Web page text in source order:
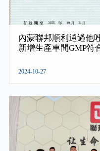
內蒙聯邦順利通過他
新增生產車間GMP符
2024-10-27